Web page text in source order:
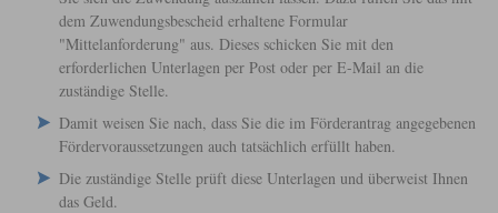
dem Zuwendungsbescheid erhaltene Formular
"Mittelanforderung" aus. Dieses schicken Sie mit den
erforderlichen Unterlagen per Post oder per E-Mail an die
zuständige Stelle.
Damit weisen Sie nach, dass Sie die im Förderantrag angegebenen
Fördervoraussetzungen auch tatsächlich erfüllt haben.
Die zuständige Stelle prüft diese Unterlagen und überweist Ihnen
das Geld.